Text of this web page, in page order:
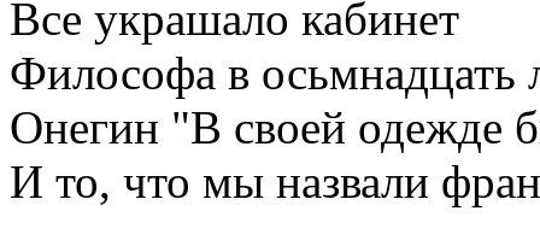
Все украшало кабинет
Философа в осьмнадцать
Онегин "В своей одежде
И то, что мы назвали